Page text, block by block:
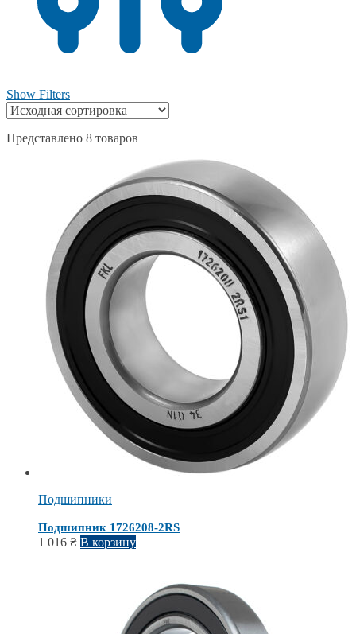
Show Filters
Представлено 8 товаров
Подшипники
Подшипник 1726208-2RS
1 016 ₴ В корзину